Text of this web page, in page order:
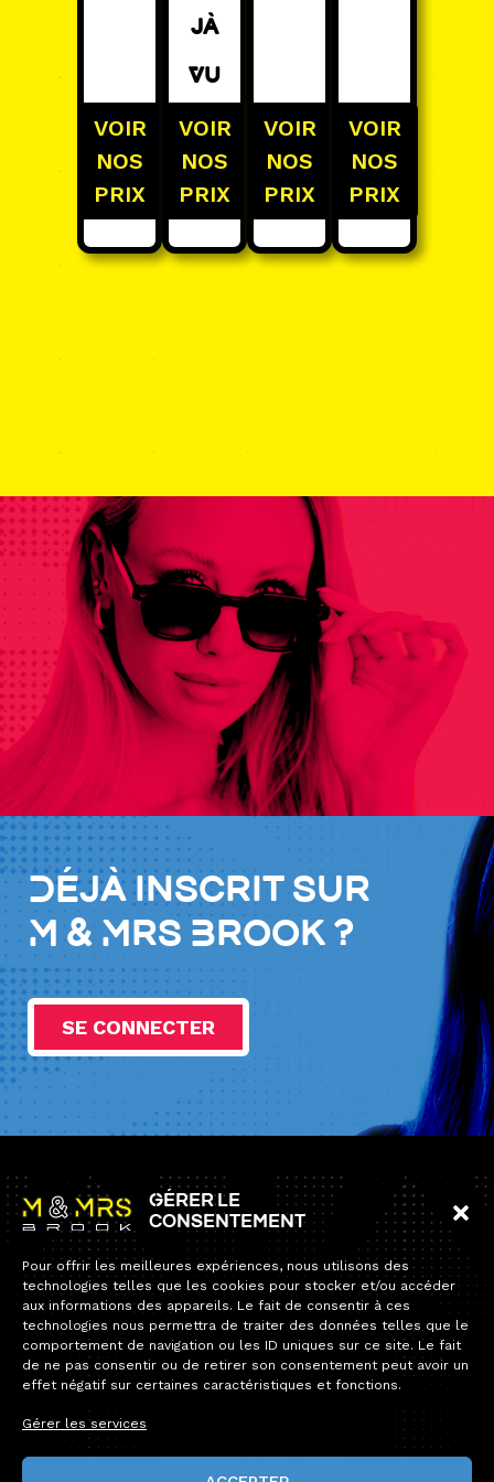
Gérer le
consentement
Pour offrir les meilleures expériences, nous utilisons des
technologies telles que les cookies pour stocker et/ou accéder
aux informations des appareils. Le fait de consentir à ces
technologies nous permettra de traiter des données telles que le
comportement de navigation ou les ID uniques sur ce site. Le fait
de ne pas consentir ou de retirer son consentement peut avoir un
effet négatif sur certaines caractéristiques et fonctions.
Gérer les services
VOIR
NOS
PRIX
jà
Vu
VOIR
NOS
PRIX
VOIR
NOS
PRIX
VOIR
NOS
PRIX
Déjà inscrit sur
M & Mrs Brook ?
SE CONNECTER
19 rue de Reims
94700 Maisons-Alfort
Tel:+33 1 34 12 12 60
E-mail :contact@andybrook.fr
Information
Accueil
Collection
Contact
Chers clients,
Notre permanence téléphonique sera fermée du lundi 10 août
au dimanche 23 août inclus.